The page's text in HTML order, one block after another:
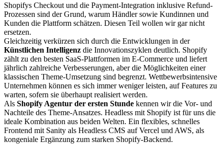
Shopifys Checkout und die Payment-Integration inklusive Refund-
Prozessen sind der Grund, warum Händler sowie Kundinnen und
Kunden die Plattform schätzen. Diesen Teil wollen wir gar nicht
ersetzen.
Gleichzeitig verkürzen sich durch die Entwicklungen in der
Künstlichen Intelligenz die Innovationszyklen deutlich. Shopify
zählt zu den besten SaaS-Plattformen im E-Commerce und liefert
jährlich zahlreiche Verbesserungen, aber die Möglichkeiten einer
klassischen Theme-Umsetzung sind begrenzt. Wettbewerbsintensive
Unternehmen können es sich immer weniger leisten, auf Features zu
warten, sofern sie überhaupt realisiert werden.
Als Shopify Agentur der ersten Stunde kennen wir die Vor- und
Nachteile des Theme-Ansatzes. Headless mit Shopify ist für uns die
ideale Kombination aus beiden Welten. Ein flexibles, schnelles
Frontend mit Sanity als Headless CMS auf Vercel und AWS, als
kongeniale Ergänzung zum starken Shopify-Backend.